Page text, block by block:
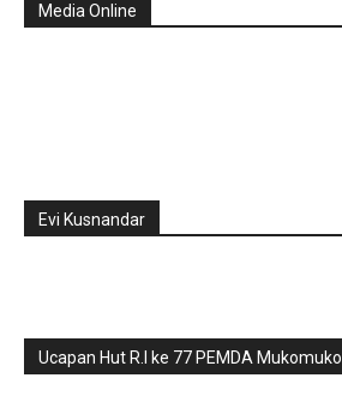
Media Online
Evi Kusnandar
Ucapan Hut R.I ke 77 PEMDA Mukomuko